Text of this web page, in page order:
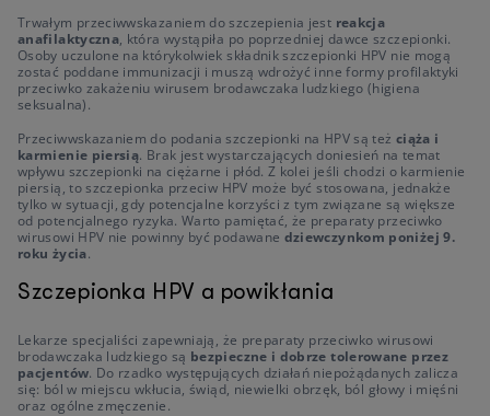
Trwałym przeciwwskazaniem do szczepienia jest reakcja
anafilaktyczna, która wystąpiła po poprzedniej dawce szczepionki.
Osoby uczulone na którykolwiek składnik szczepionki HPV nie mogą
zostać poddane immunizacji i muszą wdrożyć inne formy profilaktyki
przeciwko zakażeniu wirusem brodawczaka ludzkiego (higiena
seksualna).
Przeciwwskazaniem do podania szczepionki na HPV są też ciąża i
karmienie piersią. Brak jest wystarczających doniesień na temat
wpływu szczepionki na ciężarne i płód. Z kolei jeśli chodzi o karmienie
piersią, to szczepionka przeciw HPV może być stosowana, jednakże
tylko w sytuacji, gdy potencjalne korzyści z tym związane są większe
od potencjalnego ryzyka. Warto pamiętać, że preparaty przeciwko
wirusowi HPV nie powinny być podawane dziewczynkom poniżej 9.
roku życia.
Szczepionka HPV a powikłania
Lekarze specjaliści zapewniają, że preparaty przeciwko wirusowi
brodawczaka ludzkiego są bezpieczne i dobrze tolerowane przez
pacjentów. Do rzadko występujących działań niepożądanych zalicza
się: ból w miejscu wkłucia, świąd, niewielki obrzęk, ból głowy i mięśni
oraz ogólne zmęczenie.